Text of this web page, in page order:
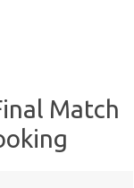
Match